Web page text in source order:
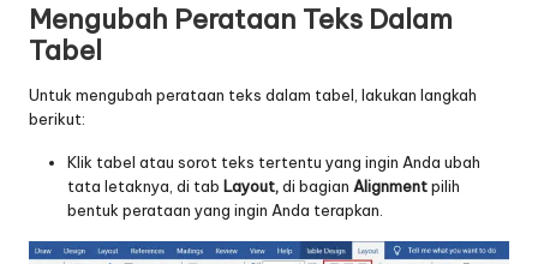
Mengubah Perataan Teks Dalam
Tabel
Untuk mengubah perataan teks dalam tabel, lakukan langkah
berikut:
Klik tabel atau sorot teks tertentu yang ingin Anda ubah
tata letaknya, di tab Layout,di bagian Alignmentpilih
bentuk perataan yang ingin Anda terapkan.